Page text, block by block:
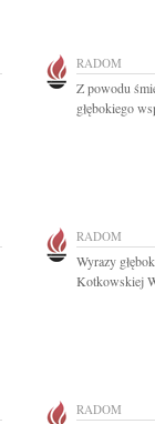
RADOM
Z powodu
głębokiego
RADOM
Wyrazy
Kotkowskiej
RADOM